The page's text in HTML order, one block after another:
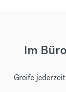
Im
Greife